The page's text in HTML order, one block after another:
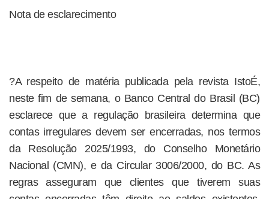
Nota de esclarecimento
?A respeito de matéria publicada pela revista IstoÉ,
neste fim de semana, o Banco Central do Brasil (BC)
esclarece que a regulação brasileira determina que
contas irregulares devem ser encerradas, nos termos
da Resolução 2025/1993, do Conselho Monetário
Nacional (CMN), e da Circular 3006/2000, do BC. As
regras asseguram que clientes que tiverem suas